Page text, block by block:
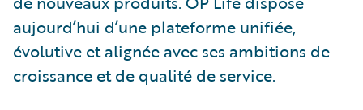
aujourd’hui d’une plateforme unifiée,
évolutive et alignée avec ses ambitions de
croissance et de qualité de service.